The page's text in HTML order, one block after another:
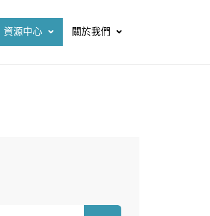
資源中心 關於我們